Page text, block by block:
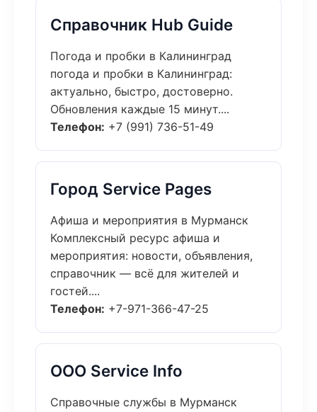
Справочник Hub Guide
Погода и пробки в Калининград
погода и пробки в Калининград:
актуально, быстро, достоверно.
Обновления каждые 15 минут....
Телефон: +7 (991) 736-51-49
Город Service Pages
Афиша и мероприятия в Мурманск
Комплексный ресурс афиша и
мероприятия: новости, объявления,
справочник — всё для жителей и
гостей....
Телефон: +7-971-366-47-25
ООО Service Info
Справочные службы в Мурманск